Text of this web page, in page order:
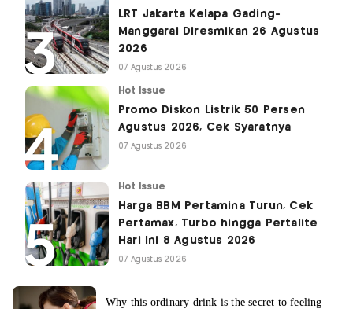
LRT Jakarta Kelapa Gading-
Manggarai Diresmikan 26 Agustus
2026
07 Agustus 2026
Hot Issue
Promo Diskon Listrik 50 Persen
Agustus 2026, Cek Syaratnya
07 Agustus 2026
Hot Issue
Harga BBM Pertamina Turun, Cek
Pertamax, Turbo hingga Pertalite
Hari Ini 8 Agustus 2026
07 Agustus 2026